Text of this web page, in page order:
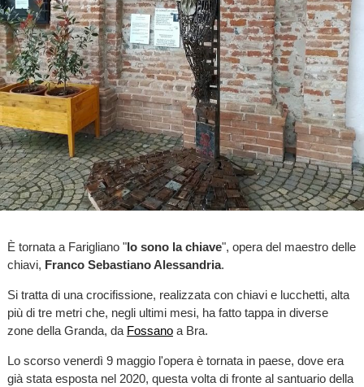
È tornata a Farigliano "Io sono la chiave", opera del maestro delle
chiavi, Franco Sebastiano Alessandria.
Si tratta di una crocifissione, realizzata con chiavi e lucchetti, alta
più di tre metri che, negli ultimi mesi, ha fatto tappa in diverse
zone della Granda, da Fossanoa Bra.
Lo scorso venerdì 9 maggio l'opera è tornata in paese, dove era
già stata esposta nel 2020, questa volta di fronte al santuario della